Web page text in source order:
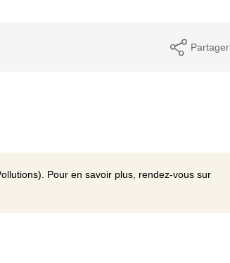
Partager
Pour en savoir plus, rendez-vous sur